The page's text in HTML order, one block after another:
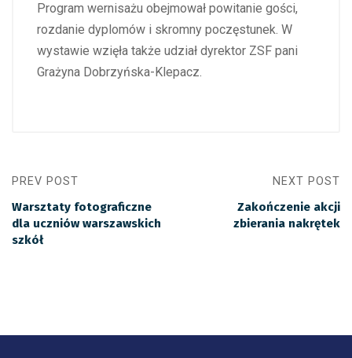
Program wernisażu obejmował powitanie gości,
rozdanie dyplomów i skromny poczęstunek. W
wystawie wzięła także udział dyrektor ZSF pani
Grażyna Dobrzyńska-Klepacz.
PREV POST
Warsztaty fotograficzne
dla uczniów warszawskich
szkół
NEXT POST
Zakończenie akcji
zbierania nakrętek